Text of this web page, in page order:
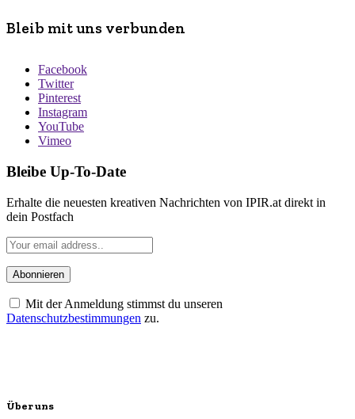
Bleib mit uns verbunden
Facebook
Twitter
Pinterest
Instagram
YouTube
Vimeo
Bleibe Up-To-Date
Erhalte die neuesten kreativen Nachrichten von IPIR.at direkt in
dein Postfach
Mit der Anmeldung stimmst du unseren
Datenschutzbestimmungen zu.
Über uns